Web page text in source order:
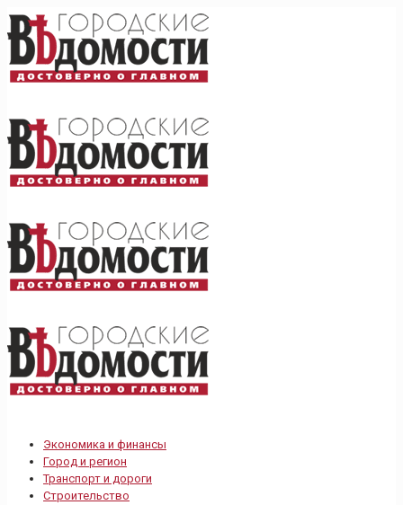
Экономика и финансы
Город и регион
Транспорт и дороги
Строительство